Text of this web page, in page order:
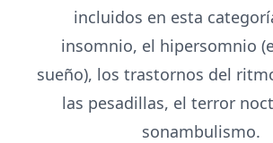
incluidos en esta
insomnio, el hipersomnio
sueño), los trastornos del
las pesadillas, el terror
sonambulismo.